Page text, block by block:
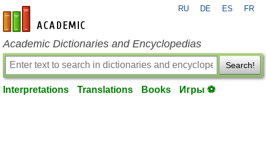
en-academic.com
RU DE ES FR
Academic Dictionaries and Encyclopedias
Search!
Interpretations Translations Books Игры ⚽